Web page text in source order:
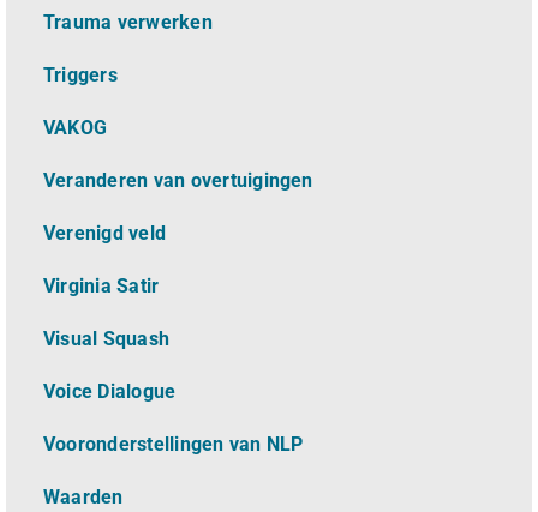
Trauma verwerken
Triggers
VAKOG
Veranderen van overtuigingen
Verenigd veld
Virginia Satir
Visual Squash
Voice Dialogue
Vooronderstellingen van NLP
Waarden